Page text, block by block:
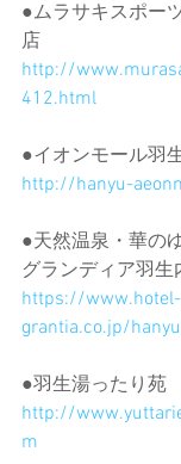
●ムラサキスポー
店
http://
412.html
●イオンモール羽
http://hanyu-
●天然温泉・華の
グランディア羽生
https://www.hotel-
grantia.co.jp/
●羽生湯ったり苑
http://
m